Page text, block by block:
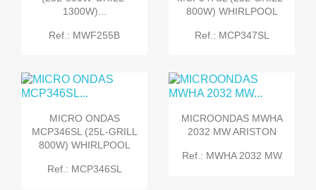
1300W)...
Ref.: MWF255B
800W) WHIRLPOOL
Ref.: MCP347SL
MICRO ONDAS
MCP346SL (25L-GRILL
800W) WHIRLPOOL
Ref.: MCP346SL
MICROONDAS MWHA
2032 MW ARISTON
Ref.: MWHA 2032 MW